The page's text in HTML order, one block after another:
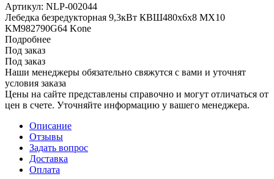
Артикул: NLP-002044
Лебедка безредукторная 9,3кВт КВШ480х6х8 MX10
KM982790G64 Kone
Подробнее
Под заказ
Под заказ
Наши менеджеры обязательно свяжутся с вами и уточнят
условия заказа
Цены на сайте представлены справочно и могут отличаться от
цен в счете. Уточняйте информацию у вашего менеджера.
Описание
Отзывы
Задать вопрос
Доставка
Оплата